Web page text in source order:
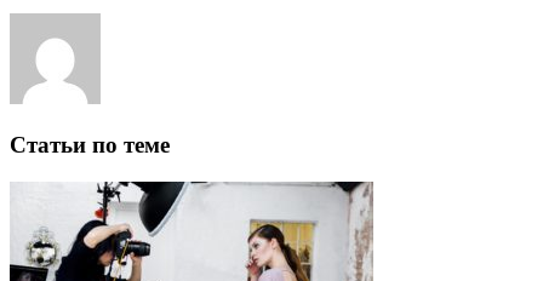
Статьи по теме